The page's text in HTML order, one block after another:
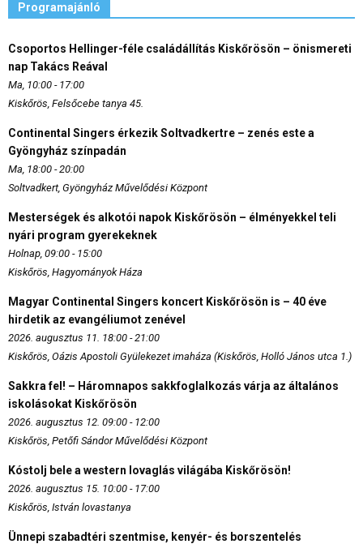
Programajánló
Csoportos Hellinger-féle családállítás Kiskőrösön – önismereti
nap Takács Reával
Ma, 10:00 - 17:00
Kiskőrös, Felsőcebe tanya 45.
Continental Singers érkezik Soltvadkertre – zenés este a
Gyöngyház színpadán
Ma, 18:00 - 20:00
Soltvadkert, Gyöngyház Művelődési Központ
Mesterségek és alkotói napok Kiskőrösön – élményekkel teli
nyári program gyerekeknek
Holnap, 09:00 - 15:00
Kiskőrös, Hagyományok Háza
Magyar Continental Singers koncert Kiskőrösön is – 40 éve
hirdetik az evangéliumot zenével
2026. augusztus 11. 18:00 - 21:00
Kiskőrös, Oázis Apostoli Gyülekezet imaháza (Kiskőrös, Holló János utca 1.)
Sakkra fel! – Háromnapos sakkfoglalkozás várja az általános
iskolásokat Kiskőrösön
2026. augusztus 12. 09:00 - 12:00
Kiskőrös, Petőfi Sándor Művelődési Központ
Kóstolj bele a western lovaglás világába Kiskőrösön!
2026. augusztus 15. 10:00 - 17:00
Kiskőrös, István lovastanya
Ünnepi szabadtéri szentmise, kenyér- és borszentelés